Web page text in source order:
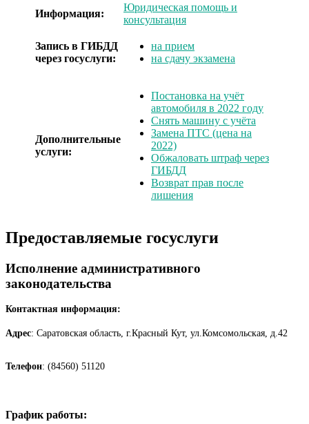
Информация:
Юридическая помощь и
консультация
Запись в ГИБДД
через госуслуги:
на прием
на сдачу экзамена
Дополнительные
услуги:
Постановка на учёт
автомобиля в 2022 году
Снять машину с учёта
Замена ПТС (цена на
2022)
Обжаловать штраф через
ГИБДД
Возврат прав после
лишения
Предоставляемые госуслуги
Исполнение административного
законодательства
Контактная информация:
Адрес: Саратовская область, г.Красный Кут, ул.Комсомольская, д.42
Телефон: (84560) 51120
График работы: